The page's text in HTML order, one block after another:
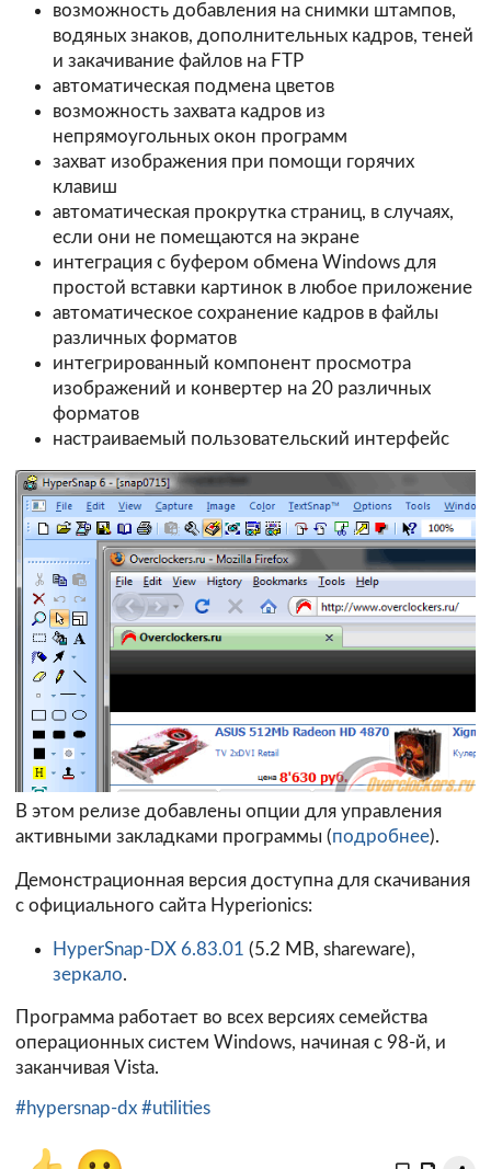
возможность добавления на снимки штампов,
водяных знаков, дополнительных кадров, теней
и закачивание файлов на FTP
автоматическая подмена цветов
возможность захвата кадров из
непрямоугольных окон программ
захват изображения при помощи горячих
клавиш
автоматическая прокрутка страниц, в случаях,
если они не помещаются на экране
интеграция с буфером обмена Windows для
простой вставки картинок в любое приложение
автоматическое сохранение кадров в файлы
различных форматов
интегрированный компонент просмотра
изображений и конвертер на 20 различных
форматов
настраиваемый пользовательский интерфейс
В этом релизе добавлены опции для управления
активными закладками программы (подробнее).
Демонстрационная версия доступна для скачивания
с официального сайта Hyperionics:
HyperSnap-DX 6.83.01 (5.2 MB, shareware),
зеркало.
Программа работает во всех версиях семейства
операционных систем Windows, начиная с 98-й, и
заканчивая Vista.
#hypersnap-dx #utilities